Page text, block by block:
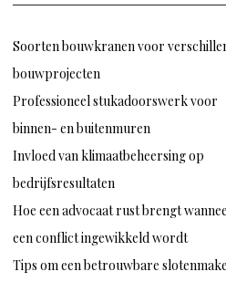
Soorten bouwkranen voor
bouwprojecten
Professioneel stukadoorswerk voor
binnen- en buitenmuren
Invloed van klimaatbeheersing op
bedrijfsresultaten
Hoe een advocaat rust brengt
een conflict ingewikkeld wordt
Tips om een betrouwbare